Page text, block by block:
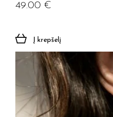
49.00 €
Į krepšelį